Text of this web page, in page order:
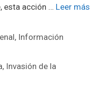
esta acción … Leer más
, Información
, Invasión de la